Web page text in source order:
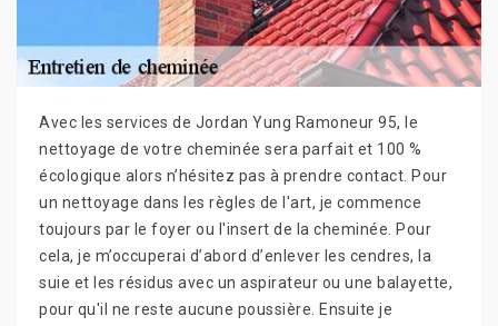
Avec les services de Jordan Yung Ramoneur 95, le
nettoyage de votre cheminée sera parfait et 100 %
écologique alors n’hésitez pas à prendre contact. Pour
un nettoyage dans les règles de l'art, je commence
toujours par le foyer ou l'insert de la cheminée. Pour
cela, je m’occuperai d’abord d’enlever les cendres, la
suie et les résidus avec un aspirateur ou une balayette,
pour qu'il ne reste aucune poussière. Ensuite je